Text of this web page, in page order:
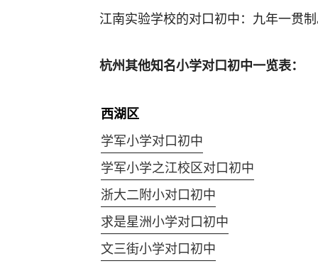
江南实验学校的对口初中：九年一贯
杭州其他知名小学对口初中一览表：
西湖区
学军小学对口初中
学军小学之江校区对口初中
浙大二附小对口初中
求是星洲小学对口初中
文三街小学对口初中